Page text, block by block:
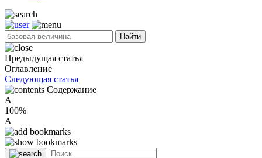
Найти
Предыдущая статья
Оглавление
Следующая статья
Содержание
A
100%
A